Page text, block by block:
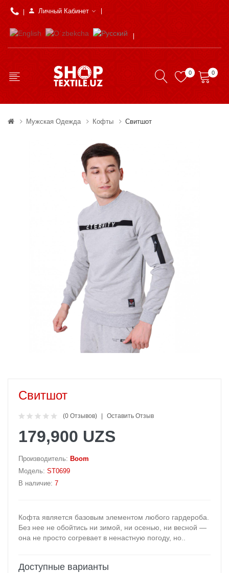
Личный Кабинет
0 0
Мужская Одежда Кофты Свитшот
Свитшот
(0 Отзывов) Оставить Отзыв
179,900 UZS
Производитель: Boom
Модель: ST0699
В наличие: 7
Кофта является базовым элементом любого гардероба.
Без нее не обойтись ни зимой, ни осенью, ни весной —
она не просто согревает в ненастную погоду, но..
Доступные варианты